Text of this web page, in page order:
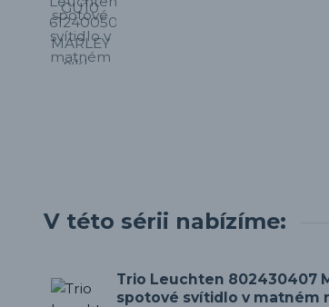
V této sérii nabízíme:
Trio Leuchten 802430407
spotové svítidlo v matném